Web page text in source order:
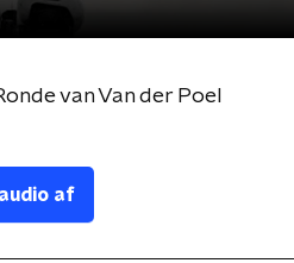
van Van der Poel
af